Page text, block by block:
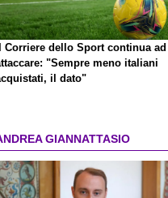
Corriere dello Sport continua ad
"Sempre meno italiani
il dato"
GIANNATTASIO